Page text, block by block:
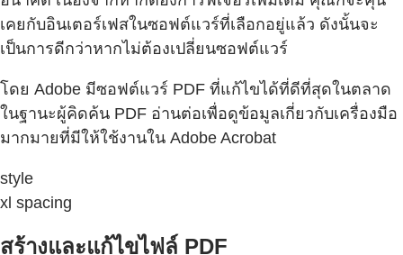
เคยกับอินเตอร์เฟสในซอฟต์แวร์ที่เลือกอยู่แล้ว ดังนั้นจะ
เป็นการดีกว่าหากไม่ต้องเปลี่ยนซอฟต์แวร์
โดย Adobe มีซอฟต์แวร์ PDF ที่แก้ไขได้ที่ดีที่สุดในตลาด
ในฐานะผู้คิดค้น PDF อ่านต่อเพื่อดูข้อมูลเกี่ยวกับเครื่องมือ
มากมายที่มีให้ใช้งานใน Adobe Acrobat
style
xl spacing
สร้างและแก้ไขไฟล์ PDF